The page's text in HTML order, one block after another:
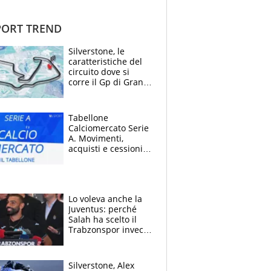
TREND
Silverstone, le
caratteristiche del
circuito dove si
corre il Gp di Gran
Tabellone
Calciomercato Serie
A. Movimenti,
acquisti e cessioni:
Lo voleva anche la
Juventus: perché
Salah ha scelto il
Trabzonspor invece
Silverstone, Alex